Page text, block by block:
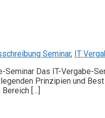
Seminar, IT
Seminar Das IT-Vergabe-
Prinzipien und
[…]